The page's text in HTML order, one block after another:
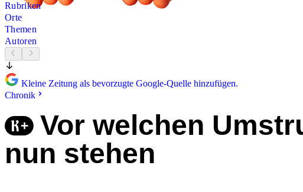
Rubriken
Orte
Themen
Autoren
Kleine Zeitung als bevorzugte Google-Quelle hinzufügen.
Chronik
Vor welchen
nun stehen